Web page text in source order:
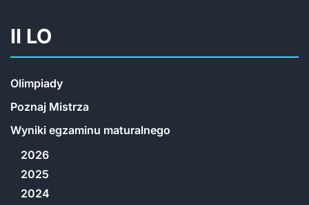
II LO
Olimpiady
Poznaj Mistrza
Wyniki egzaminu maturalnego
2026
2025
2024